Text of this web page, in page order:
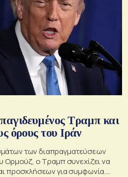
Τραμπ και
όρους του Ιράν
των διαπραγματεύσεων
Ορμούζ, ο Τραμπ συνεχίζει να
προσκλήσεων για συμφωνία.